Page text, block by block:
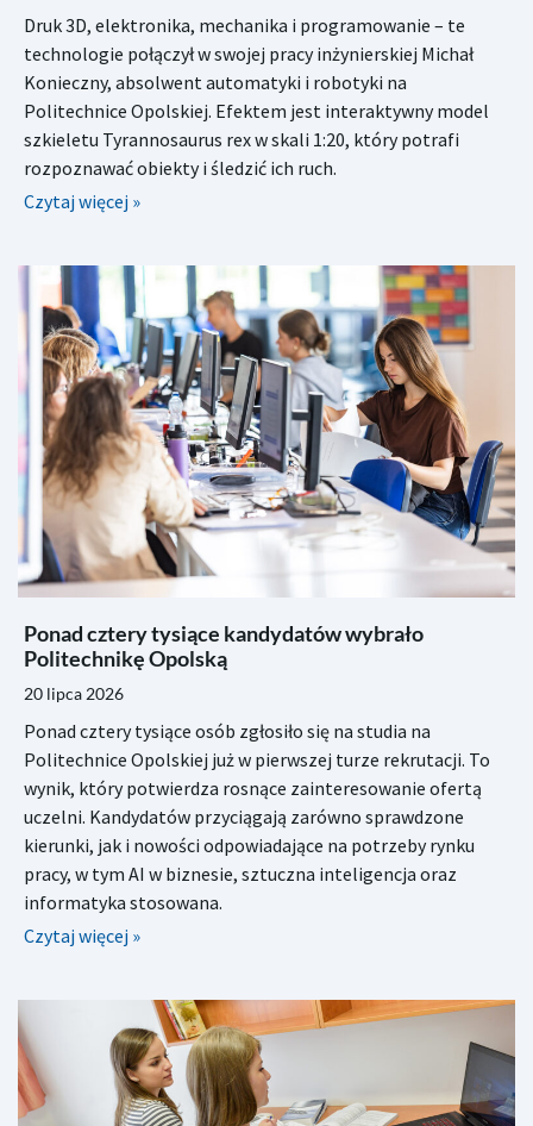
Druk 3D, elektronika, mechanika i programowanie – te
technologie połączył w swojej pracy inżynierskiej Michał
Konieczny, absolwent automatyki i robotyki na
Politechnice Opolskiej. Efektem jest interaktywny model
szkieletu Tyrannosaurus rex w skali 1:20, który potrafi
rozpoznawać obiekty i śledzić ich ruch.
Czytaj więcej »
Ponad cztery tysiące kandydatów wybrało
Politechnikę Opolską
20 lipca 2026
Ponad cztery tysiące osób zgłosiło się na studia na
Politechnice Opolskiej już w pierwszej turze rekrutacji. To
wynik, który potwierdza rosnące zainteresowanie ofertą
uczelni. Kandydatów przyciągają zarówno sprawdzone
kierunki, jak i nowości odpowiadające na potrzeby rynku
pracy, w tym AI w biznesie, sztuczna inteligencja oraz
informatyka stosowana.
Czytaj więcej »